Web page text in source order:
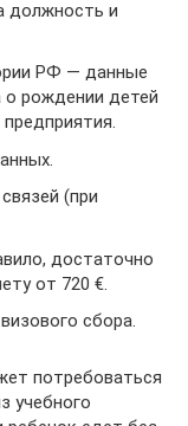
должность и
РФ — данные
о рождении детей
предприятия.
(при
достаточно
от 720 €.
сбора.
потребоваться
учебного